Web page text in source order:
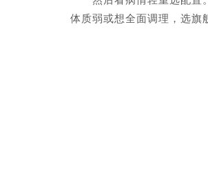
体质弱或想全面调理，选旗